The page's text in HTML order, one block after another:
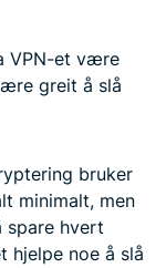
VPN-et være
greit å slå
bruker
minimalt, men
spare hvert
hjelpe noe å slå